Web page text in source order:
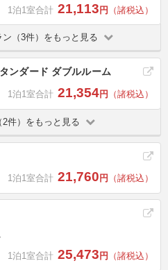
1泊1室合計 21,113円 （諸税込）
（3件）をもっと見る
ダード ダブルルーム
1泊1室合計 21,354円 （諸税込）
件）をもっと見る
1泊1室合計 21,760 円 （諸税込）
1泊1室合計 25,473 円 （諸税込）